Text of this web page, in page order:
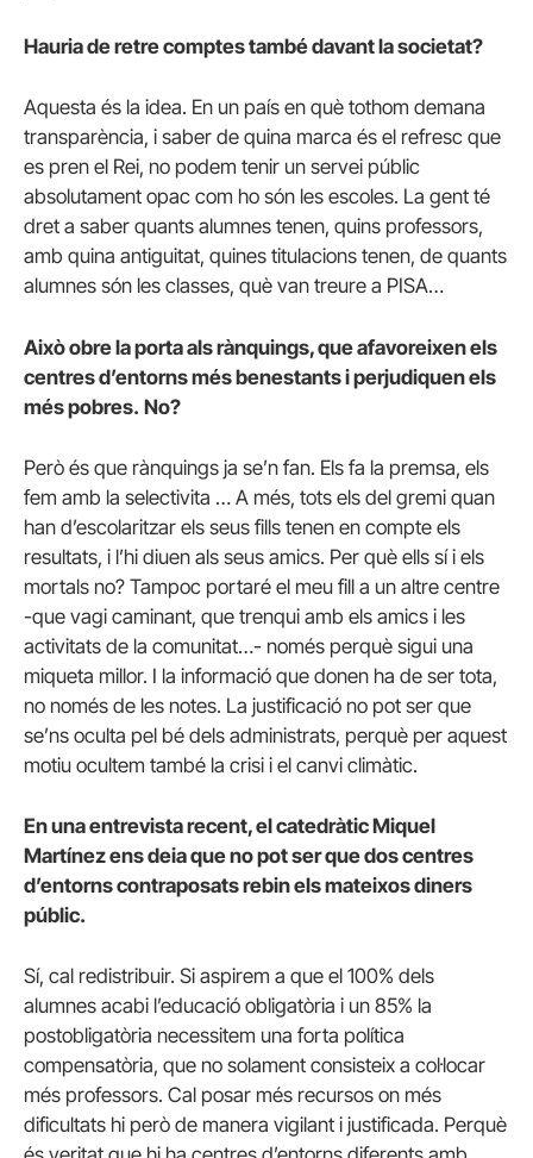
Hauria de retre comptes també davant la societat?
Aquesta és la idea. En un país en què tothom demana
transparència, i saber de quina marca és el refresc que
es pren el Rei, no podem tenir un servei públic
absolutament opac com ho són les escoles. La gent té
dret a saber quants alumnes tenen, quins professors,
amb quina antiguitat, quines titulacions tenen, de quants
alumnes són les classes, què van treure a PISA…
Això obre la porta als rànquings, que afavoreixen els
centres d’entorns més benestants i perjudiquen els
més pobres. No?
Però és que rànquings ja se’n fan. Els fa la premsa, els
fem amb la selectivita … A més, tots els del gremi quan
han d’escolaritzar els seus fills tenen en compte els
resultats, i l’hi diuen als seus amics. Per què ells sí i els
mortals no? Tampoc portaré el meu fill a un altre centre
-que vagi caminant, que trenqui amb els amics i les
activitats de la comunitat…- només perquè sigui una
miqueta millor. I la informació que donen ha de ser tota,
no només de les notes. La justificació no pot ser que
se’ns oculta pel bé dels administrats, perquè per aquest
motiu ocultem també la crisi i el canvi climàtic.
En una entrevista recent, el catedràtic Miquel
Martínez ens deia que no pot ser que dos centres
d’entorns contraposats rebin els mateixos diners
públic.
Sí, cal redistribuir. Si aspirem a que el 100% dels
alumnes acabi l’educació obligatòria i un 85% la
postobligatòria necessitem una forta política
compensatòria, que no solament consisteix a col·locar
més professors. Cal posar més recursos on més
dificultats hi però de manera vigilant i justificada. Perquè